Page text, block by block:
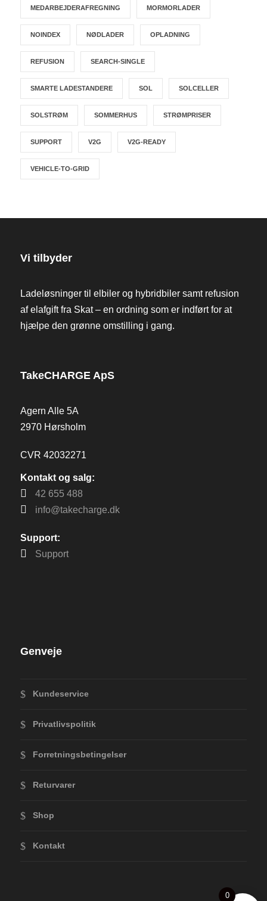
MEDARBEJDERAFREGNING MORMORLADER
NOINDEX NØDLADER OPLADNING
REFUSION SEARCH-SINGLE
SMARTE LADESTANDERE SOL SOLCELLER
SOLSTRØM SOMMERHUS STRØMPRISER
SUPPORT V2G V2G-READY
VEHICLE-TO-GRID
Vi tilbyder
Ladeløsninger til elbiler og hybridbiler samt refusion
af elafgift fra Skat – en ordning som er indført for at
hjælpe den grønne omstilling i gang.
TakeCHARGE ApS
Agern Alle 5A
2970 Hørsholm
CVR 42032271
Kontakt og salg:
42 655 488
info@takecharge.dk
Support:
Support
Genveje
Kundeservice
Privatlivspolitik
Forretningsbetingelser
Returvarer
Shop
Kontakt
0